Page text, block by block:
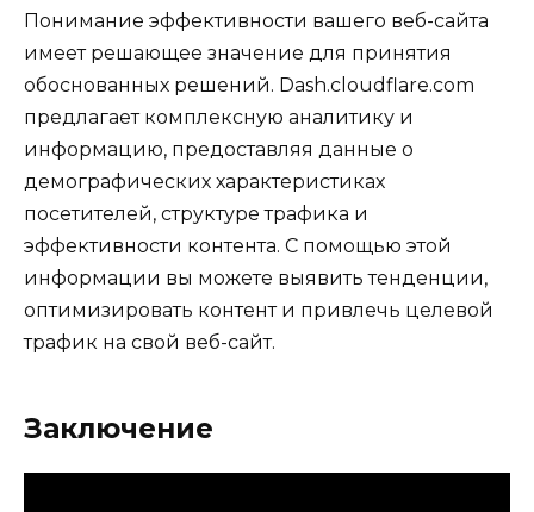
Понимание эффективности вашего веб-сайта
имеет решающее значение для принятия
обоснованных решений. Dash.cloudflare.com
предлагает комплексную аналитику и
информацию, предоставляя данные о
демографических характеристиках
посетителей, структуре трафика и
эффективности контента. С помощью этой
информации вы можете выявить тенденции,
оптимизировать контент и привлечь целевой
трафик на свой веб-сайт.
Заключение